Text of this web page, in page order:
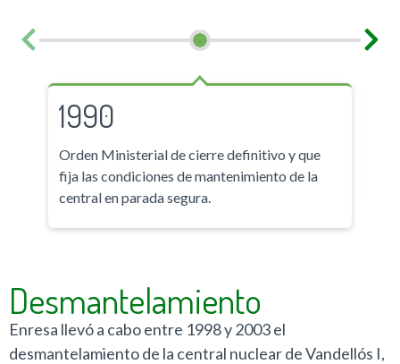
1990
Orden Ministerial de cierre definitivo y que
fija las condiciones de mantenimiento de la
central en parada segura.
Desmantelamiento
Enresa llevó a cabo entre 1998 y 2003 el
desmantelamiento de la central nuclear de Vandellós I,